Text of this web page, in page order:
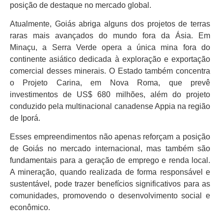
posição de destaque no mercado global.
Atualmente, Goiás abriga alguns dos projetos de terras
raras mais avançados do mundo fora da Ásia. Em
Minaçu, a Serra Verde opera a única mina fora do
continente asiático dedicada à exploração e exportação
comercial desses minerais. O Estado também concentra
o Projeto Carina, em Nova Roma, que prevê
investimentos de US$ 680 milhões, além do projeto
conduzido pela multinacional canadense Appia na região
de Iporá.
Esses empreendimentos não apenas reforçam a posição
de Goiás no mercado internacional, mas também são
fundamentais para a geração de emprego e renda local.
A mineração, quando realizada de forma responsável e
sustentável, pode trazer benefícios significativos para as
comunidades, promovendo o desenvolvimento social e
econômico.